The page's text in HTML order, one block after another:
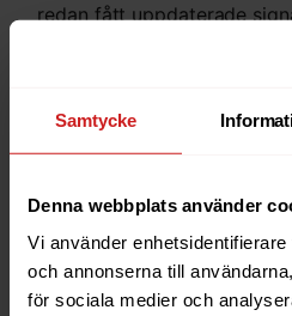
Samtycke
Denna webbplats använder
Vi använder
och annonserna till
för sociala medier och
redan fått uppdaterade
kända exploitet. Det
igen och blockerar försök
Vi inväntar en uppdaterad
inte göra något – vi
förändras.